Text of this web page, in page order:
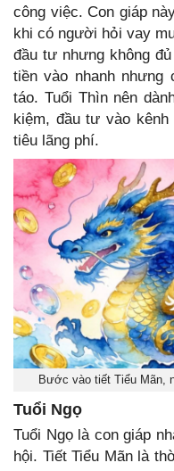
công việc. Con giáp
khi có người hỏi vay
đầu tư nhưng không
tiền vào nhanh nhưng
táo. Tuổi Thìn nên
kiệm, đầu tư vào
tiêu lãng phí.
Bước vào tiết Tiểu Mãn,
Tuổi Ngọ
Tuổi Ngọ là con giáp
hội. Tiết Tiểu Mãn là